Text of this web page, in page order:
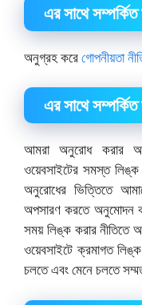
এর সাথে
অনুগ্রহ করেগোপনীয়তা
এর সাথে
আমরা অনুরোধ করার
ওয়েবসাইটের সমস্ত
অনুরোধের ভিত্তিতে
অপসারণ করতে অনুমোদন
সময় লিঙ্ক করার নীতিতে
ওয়েবসাইটে ক্রমাগত
চলতে এবং মেনে চলতে